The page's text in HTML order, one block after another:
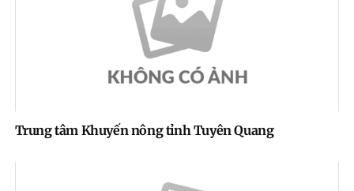
Trung tâm Khuyến nông tỉnh Tuyên Quang